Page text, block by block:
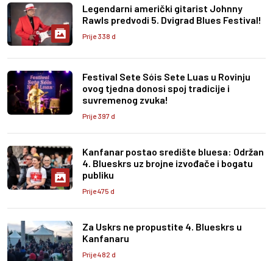
Legendarni američki gitarist Johnny
Rawls predvodi 5. Dvigrad Blues Festival!
Prije 338 d
Festival Sete Sóis Sete Luas u Rovinju
ovog tjedna donosi spoj tradicije i
suvremenog zvuka!
Prije 397 d
Kanfanar postao središte bluesa: Održan
4. Blueskrs uz brojne izvođače i bogatu
publiku
Prije 475 d
Za Uskrs ne propustite 4. Blueskrs u
Kanfanaru
Prije 482 d